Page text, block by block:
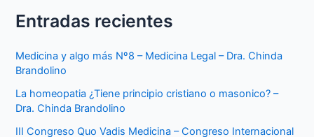
Entradas recientes
Medicina y algo más Nº8 – Medicina Legal – Dra. Chinda
Brandolino
La homeopatia ¿Tiene principio cristiano o masonico? –
Dra. Chinda Brandolino
III Congreso Quo Vadis Medicina – Congreso Internacional